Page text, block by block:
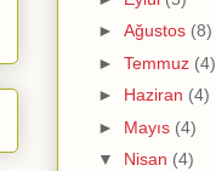
► Ağustos (8)
► Temmuz (4)
► Haziran (4)
► Mayıs (4)
▼ Nisan (4)